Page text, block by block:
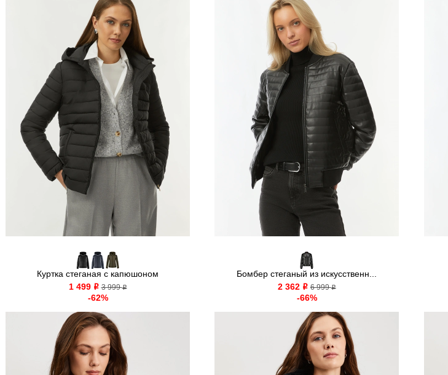
Куртка стеганая с капюшоном
1 499 o 3 999o
-62%
Бомбер стеганый из искусственн...
2 362 o 6 999o
-66%